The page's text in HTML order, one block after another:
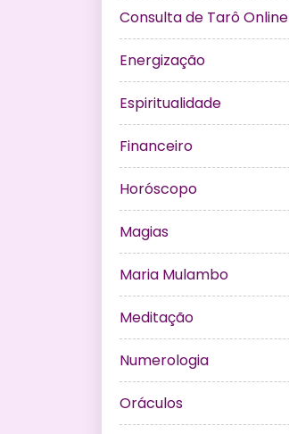
Consulta de Tarô Online
Energização
Espiritualidade
Financeiro
Horóscopo
Magias
Maria Mulambo
Meditação
Numerologia
Oráculos